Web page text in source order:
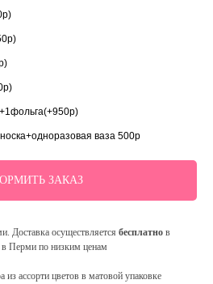
ваза 500р
ЗАКАЗ
Доставка осуществляется бесплатно в
в Перми по низким ценам
из ассорти цветов в матовой упаковке